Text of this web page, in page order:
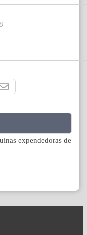
expendedoras de